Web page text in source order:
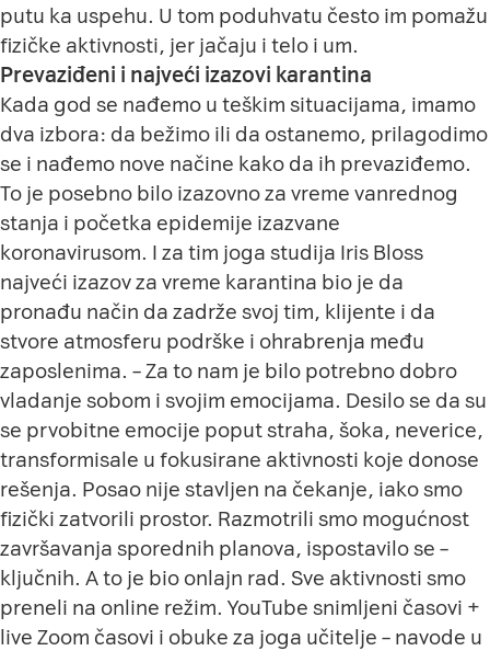
putu ka uspehu. U tom poduhvatu često im pomažu
fizičke aktivnosti, jer jačaju i telo i um.
Prevaziđeni i najveći izazovi karantina
Kada god se nađemo u teškim situacijama, imamo
dva izbora: da bežimo ili da ostanemo, prilagodimo
se i nađemo nove načine kako da ih prevaziđemo.
To je posebno bilo izazovno za vreme vanrednog
stanja i početka epidemije izazvane
koronavirusom. I za tim joga studija Iris Bloss
najveći izazov za vreme karantina bio je da
pronađu način da zadrže svoj tim, klijente i da
stvore atmosferu podrške i ohrabrenja među
zaposlenima. – Za to nam je bilo potrebno dobro
vladanje sobom i svojim emocijama. Desilo se da su
se prvobitne emocije poput straha, šoka, neverice,
transformisale u fokusirane aktivnosti koje donose
rešenja. Posao nije stavljen na čekanje, iako smo
fizički zatvorili prostor. Razmotrili smo mogućnost
završavanja sporednih planova, ispostavilo se –
ključnih. A to je bio onlajn rad. Sve aktivnosti smo
preneli na online režim. YouTube snimljeni časovi +
live Zoom časovi i obuke za joga učitelje – navode u